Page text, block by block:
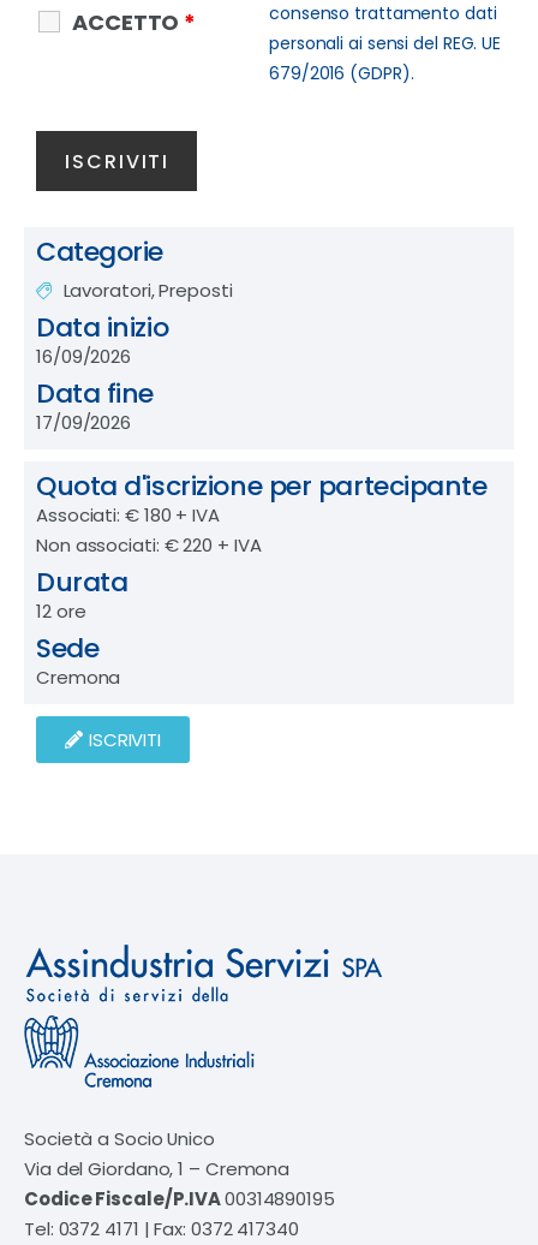
ACCETTO *
consenso trattamento dati
personali ai sensi del REG. UE
679/2016 (GDPR).
Categorie
Lavoratori, Preposti
Data inizio
16/09/2026
Data fine
17/09/2026
Quota d'iscrizione per partecipante
Associati: € 180 + IVA
Non associati: € 220 + IVA
Durata
12 ore
Sede
Cremona
ISCRIVITI
Società a Socio Unico
Via del Giordano, 1 – Cremona
Codice Fiscale/P.IVA00314890195
Tel: 0372 4171 | Fax: 0372 417340